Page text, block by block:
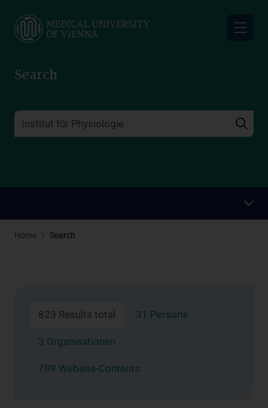
main
Search
Home Search
823 Results total 31 Persons
3 Organisationen
789 Website-Contents